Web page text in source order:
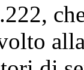
che